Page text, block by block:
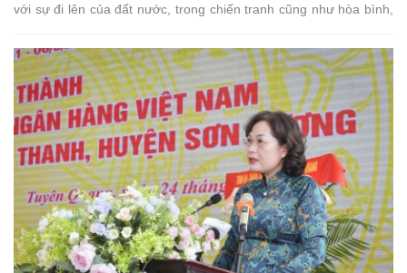
với sự đi lên của đất nước, trong chiến tranh cũng như hòa bình,